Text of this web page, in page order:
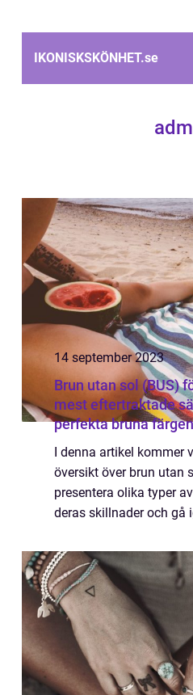
IKONISKSKÖNHET.se
14 september 2023
Brun utan sol (BUS)
mest eftertraktade
perfekta bruna
exponera huden för
I denna artikel kommer
översikt över brun utan
presentera olika typer
deras skillnader och gå
brun utan sol för ben